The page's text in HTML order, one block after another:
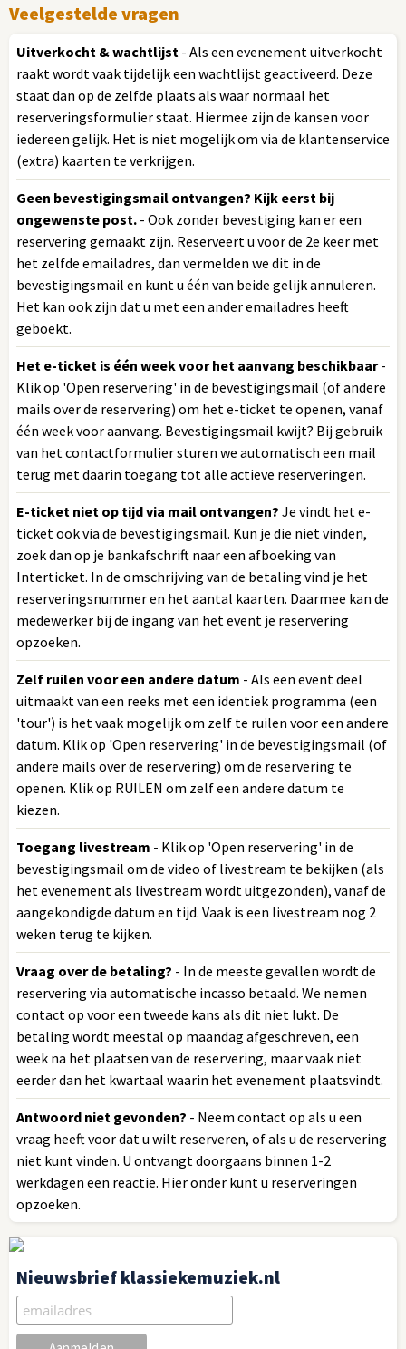
Veelgestelde vragen
Uitverkocht & wachtlijst - Als een evenement uitverkocht
raakt wordt vaak tijdelijk een wachtlijst geactiveerd. Deze
staat dan op de zelfde plaats als waar normaal het
reserveringsformulier staat. Hiermee zijn de kansen voor
iedereen gelijk. Het is niet mogelijk om via de klantenservice
(extra) kaarten te verkrijgen.
Geen bevestigingsmail ontvangen? Kijk eerst bij
ongewenste post. - Ook zonder bevestiging kan er een
reservering gemaakt zijn. Reserveert u voor de 2e keer met
het zelfde emailadres, dan vermelden we dit in de
bevestigingsmail en kunt u één van beide gelijk annuleren.
Het kan ook zijn dat u met een ander emailadres heeft
geboekt.
Het e-ticket is één week voor het aanvang beschikbaar-
Klik op 'Open reservering' in de bevestigingsmail (of andere
mails over de reservering) om het e-ticket te openen, vanaf
één week voor aanvang. Bevestigingsmail kwijt? Bij gebruik
van het contactformulier sturen we automatisch een mail
terug met daarin toegang tot alle actieve reserveringen.
E-ticket niet op tijd via mail ontvangen? Je vindt het e-
ticket ook via de bevestigingsmail. Kun je die niet vinden,
zoek dan op je bankafschrift naar een afboeking van
Interticket. In de omschrijving van de betaling vind je het
reserveringsnummer en het aantal kaarten. Daarmee kan de
medewerker bij de ingang van het event je reservering
opzoeken.
Zelf ruilen voor een andere datum - Als een event deel
uitmaakt van een reeks met een identiek programma (een
'tour') is het vaak mogelijk om zelf te ruilen voor een andere
datum. Klik op 'Open reservering' in de bevestigingsmail (of
andere mails over de reservering) om de reservering te
openen. Klik op RUILEN om zelf een andere datum te
kiezen.
Toegang livestream - Klik op 'Open reservering' in de
bevestigingsmail om de video of livestream te bekijken (als
het evenement als livestream wordt uitgezonden), vanaf de
aangekondigde datum en tijd. Vaak is een livestream nog 2
weken terug te kijken.
Vraag over de betaling? - In de meeste gevallen wordt de
reservering via automatische incasso betaald. We nemen
contact op voor een tweede kans als dit niet lukt. De
betaling wordt meestal op maandag afgeschreven, een
week na het plaatsen van de reservering, maar vaak niet
eerder dan het kwartaal waarin het evenement plaatsvindt.
Antwoord niet gevonden? - Neem contact op als u een
vraag heeft voor dat u wilt reserveren, of als u de reservering
niet kunt vinden. U ontvangt doorgaans binnen 1-2
werkdagen een reactie. Hier onder kunt u reserveringen
opzoeken.
Nieuwsbrief klassiekemuziek.nl